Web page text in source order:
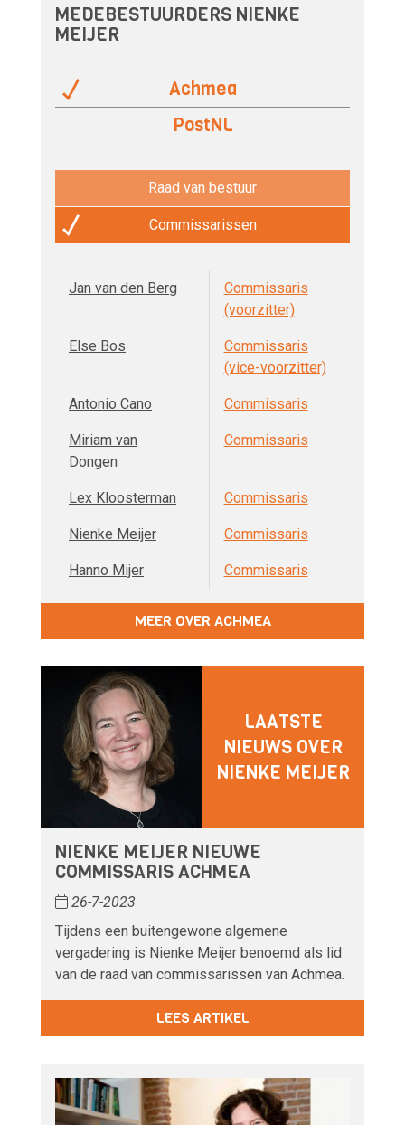
MEDEBESTUURDERS NIENKE
MEIJER
Achmea
PostNL
Raad van bestuur
Commissarissen
Jan van den Berg
Commissaris
(voorzitter)
Else Bos
Commissaris
(vice-voorzitter)
Antonio Cano Commissaris
Miriam van
Dongen
Commissaris
Lex Kloosterman Commissaris
Nienke Meijer Commissaris
Hanno Mijer Commissaris
MEER OVER ACHMEA
LAATSTE
NIEUWS OVER
NIENKE MEIJER
NIENKE MEIJER NIEUWE
COMMISSARIS ACHMEA
26-7-2023
Tijdens een buitengewone algemene
vergadering is Nienke Meijer benoemd als lid
van de raad van commissarissen van Achmea.
LEES ARTIKEL